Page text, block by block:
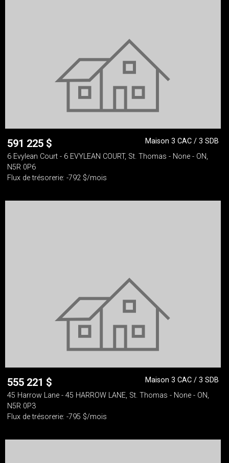
591 225 $
Maison 3 CAC / 3 SDB
6 Evylean Court - 6 EVYLEAN COURT, St. Thomas - None - ON,
N5R 0P6
Flux de trésorerie: -792 $/mois
555 221 $
Maison 3 CAC / 3 SDB
45 Harrow Lane - 45 HARROW LANE, St. Thomas - None - ON,
N5R 0P3
Flux de trésorerie: -795 $/mois